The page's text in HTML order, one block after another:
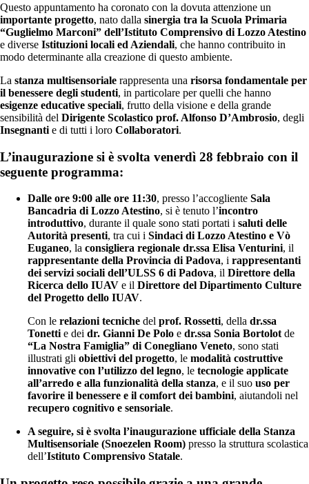
Questo appuntamento ha coronato con la dovuta attenzione un
importante progetto, nato dalla sinergia tra la Scuola Primaria
“Guglielmo Marconi” dell’Istituto Comprensivo di Lozzo Atestino
e diverse Istituzioni locali ed Aziendali, che hanno contribuito in
modo determinante alla creazione di questo ambiente.
La stanza multisensoriale rappresenta una risorsa fondamentale per
il benessere degli studenti, in particolare per quelli che hanno
esigenze educative speciali, frutto della visione e della grande
sensibilità del Dirigente Scolastico prof. Alfonso D’Ambrosio, degli
Insegnanti e di tutti i loro Collaboratori.
L’inaugurazione si è svolta venerdì 28 febbraio con il
seguente programma:
Dalle ore 9:00 alle ore 11:30, presso l’accogliente Sala
Bancadria di Lozzo Atestino, si è tenuto l’incontro
introduttivo, durante il quale sono stati portati i saluti delle
Autorità presenti, tra cui i Sindaci di Lozzo Atestino e Vò
Euganeo, la consigliera regionale dr.ssa Elisa Venturini, il
rappresentante della Provincia di Padova, i rappresentanti
dei servizi sociali dell’ULSS 6 di Padova, il Direttore della
Ricerca dello IUAV e il Direttore del Dipartimento Culture
del Progetto dello IUAV.
Con le relazioni tecniche del prof. Rossetti, della dr.ssa
Tonetti e dei dr. Gianni De Polo e dr.ssa Sonia Bortolot de
“La Nostra Famiglia” di Conegliano Veneto, sono stati
illustrati gli obiettivi del progetto, le modalità costruttive
innovative con l’utilizzo del legno, le tecnologie applicate
all’arredo e alla funzionalità della stanza, e il suo uso per
favorire il benessere e il comfort dei bambini, aiutandoli nel
recupero cognitivo e sensoriale.
A seguire, si è svolta l’inaugurazione ufficiale della Stanza
Multisensoriale (Snoezelen Room) presso la struttura scolastica
dell’Istituto Comprensivo Statale.